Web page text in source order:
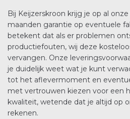
Bij Keijzerskroon krijg je op al
maanden garantie op eventuele
betekent dat als er problemen
productiefouten, wij deze
vervangen. Onze
je duidelijk weet wat je kunt
tot het aflevermoment en
met vertrouwen kiezen voor een
kwaliteit, wetende dat je altijd op
rekenen.